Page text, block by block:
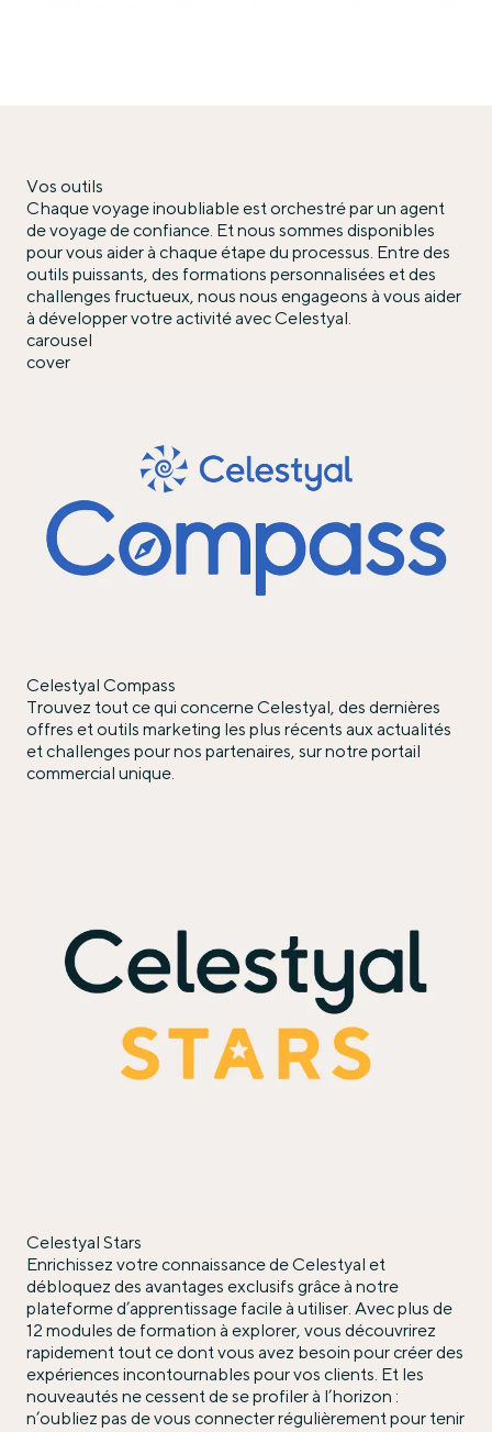
Vos outils
Chaque voyage inoubliable est orchestré par un agent
de voyage de confiance. Et nous sommes disponibles
pour vous aider à chaque étape du processus. Entre des
outils puissants, des formations personnalisées et des
challenges fructueux, nous nous engageons à vous aider
à développer votre activité avec Celestyal.
carousel
cover
Celestyal Compass
Trouvez tout ce qui concerne Celestyal, des dernières
offres et outils marketing les plus récents aux actualités
et challenges pour nos partenaires, sur notre portail
commercial unique.
Celestyal Stars
Enrichissez votre connaissance de Celestyal et
débloquez des avantages exclusifs grâce à notre
plateforme d’apprentissage facile à utiliser. Avec plus de
12 modules de formation à explorer, vous découvrirez
rapidement tout ce dont vous avez besoin pour créer des
expériences incontournables pour vos clients. Et les
nouveautés ne cessent de se profiler à l’horizon :
n’oubliez pas de vous connecter régulièrement pour tenir